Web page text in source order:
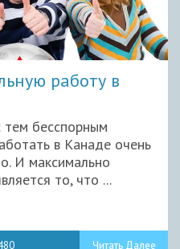
работу в
тем бесспорным
в Канаде очень
И максимально
то, что ...
Читать Далее